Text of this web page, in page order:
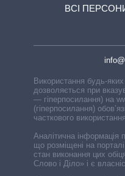
ВСІ
Використання будь-яких
дозволяється при
— гіперпосилання) на
(гіперпосилання)
часткового
Аналітична інформація
що розміщені на
стан виконання цих
Слово і Діло» і є